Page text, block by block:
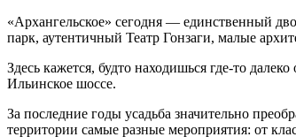
«Архангельское» сегодня — единственный
парк, аутентичный Театр Гонзаги, малые
Здесь кажется, будто находишься где-то
Ильинское шоссе.
За последние годы усадьба значительно
территории самые разные мероприятия: от